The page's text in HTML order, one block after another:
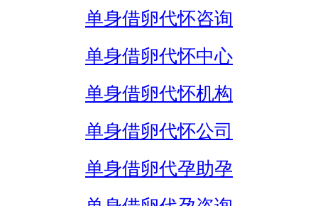
单身借卵代怀咨询
单身借卵代怀中心
单身借卵代怀机构
单身借卵代怀公司
单身借卵代孕助孕